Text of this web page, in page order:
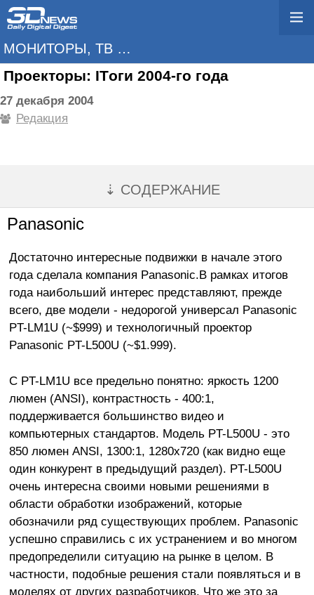
МОНИТОРЫ, ТВ И ПРОЕКТОРЫ
Проекторы: ITоги 2004-го года
27 декабря 2004
Редакция
⇣ СОДЕРЖАНИЕ
Panasonic
Достаточно интересные подвижки в начале этого
года сделала компания Panasonic.В рамках итогов
года наибольший интерес представляют, прежде
всего, две модели - недорогой универсал Panasonic
PT-LM1U (~$999) и технологичный проектор
Panasonic PT-L500U (~$1.999).
С PT-LM1U все предельно понятно: яркость 1200
люмен (ANSI), контрастность - 400:1,
поддерживается большинство видео и
компьютерных стандартов. Модель PT-L500U - это
850 люмен ANSI, 1300:1, 1280х720 (как видно еще
один конкурент в предыдущий раздел). PT-L500U
очень интересна своими новыми решениями в
области обработки изображений, которые
обозначили ряд существующих проблем. Panasonic
успешно справились с их устранением и во многом
предопределили ситуацию на рынке в целом. В
частности, подобные решения стали появляться и в
моделях от других разработчиков. Что же это за